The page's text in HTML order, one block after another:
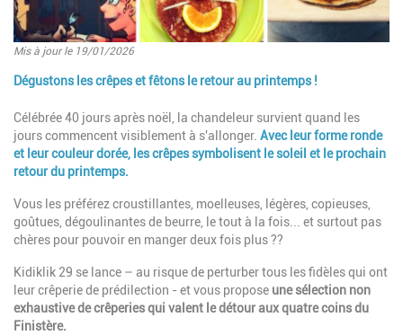
Mis à jour le 19/01/2026
Paragraphes
Dégustons les crêpes et fêtons le retour au printemps !
Description
Célébrée 40 jours après noël, la chandeleur survient quand les
jours commencent visiblement à s'allonger. Avec leur forme ronde
et leur couleur dorée, les crêpes symbolisent le soleil et le prochain
retour du printemps.
Vous les préférez croustillantes, moelleuses, légères, copieuses,
goûtues, dégoulinantes de beurre, le tout à la fois... et surtout pas
chères pour pouvoir en manger deux fois plus ??
Kidiklik 29 se lance – au risque de perturber tous les fidèles qui ont
leur crêperie de prédilection - et vous propose une sélection non
exhaustive de crêperies qui valent le détour aux quatre coins du
Finistère.